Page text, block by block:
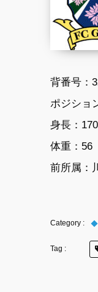
背番号：
ポジショ
身長：170
体重：56
前所属：